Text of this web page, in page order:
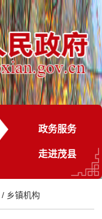
政务服务
走进茂县
/ 乡镇机构